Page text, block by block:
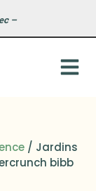
–
/ Jardins
bibb